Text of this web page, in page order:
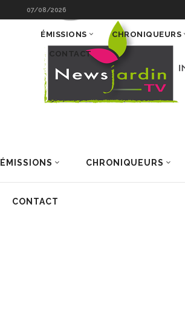
07/08/2026
ÉMISSIONS CHRONIQUEURS
CONTACT
ÉMISSIONS CHRONIQUEURS
CONTACT